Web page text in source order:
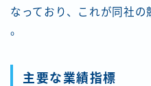
なっており、これが同社
。
主要な業績指標